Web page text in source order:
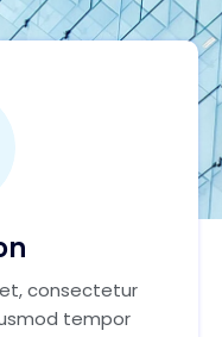
consectetur
tempor